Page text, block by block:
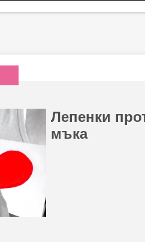
Лепенки
мъка